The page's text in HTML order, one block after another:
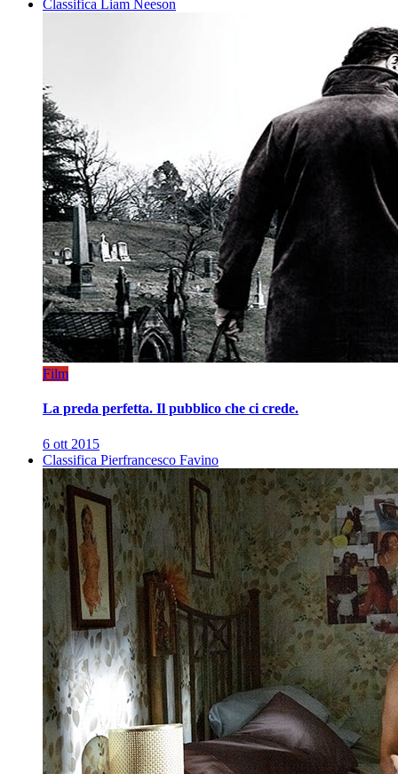
Classifica Liam Neeson
Film
La preda perfetta. Il pubblico che ci crede.
6 ott 2015
Classifica Pierfrancesco Favino